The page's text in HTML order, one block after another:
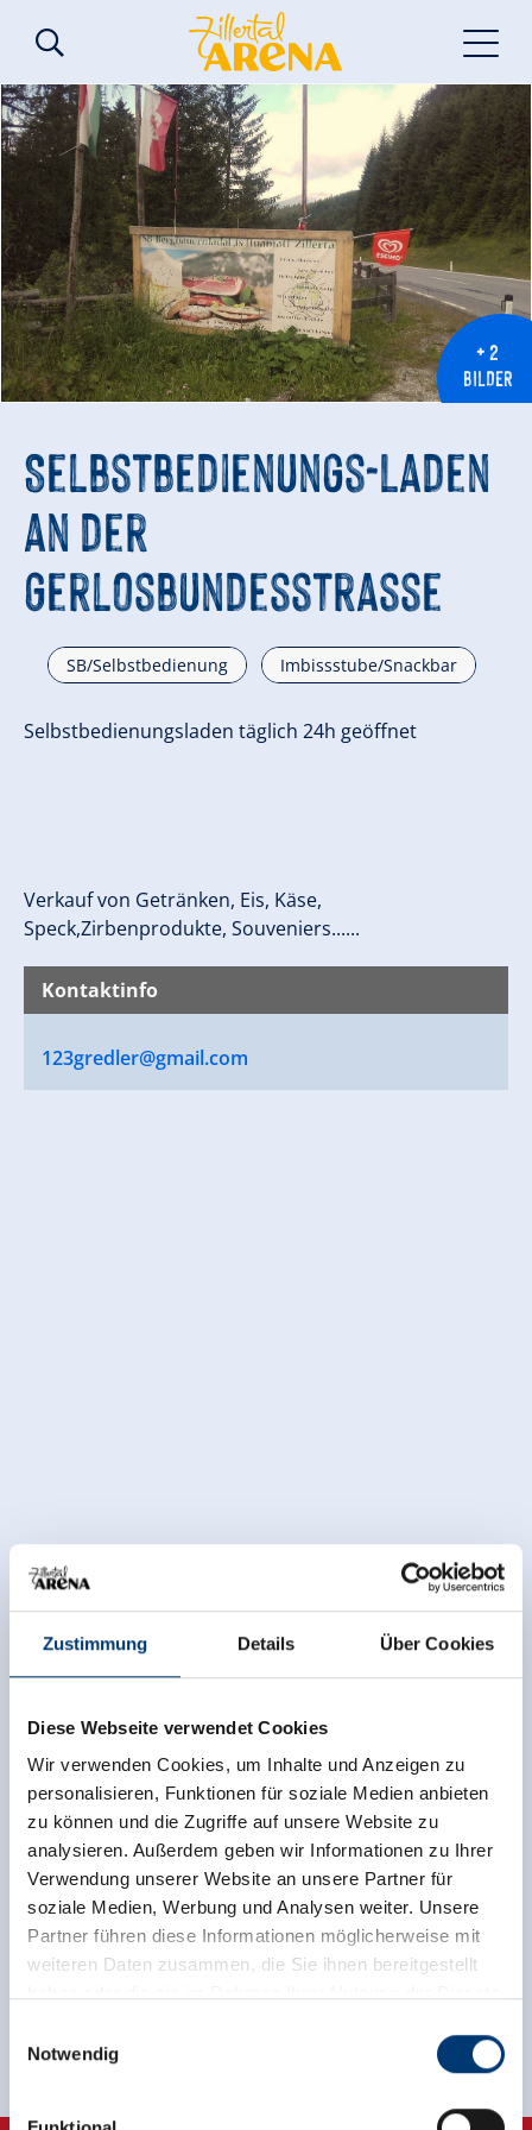
Zustimmung Details Über Cookies
Diese Webseite verwendet Cookies
Wir verwenden Cookies, um Inhalte und Anzeigen zu
personalisieren, Funktionen für soziale Medien anbieten
zu können und die Zugriffe auf unsere Website zu
analysieren. Außerdem geben wir Informationen zu Ihrer
Verwendung unserer Website an unsere Partner für
soziale Medien, Werbung und Analysen weiter. Unsere
Partner führen diese Informationen möglicherweise mit
weiteren Daten zusammen, die Sie ihnen bereitgestellt
Notwendig
+ 2
BILDER
Selbstbedienungs-Laden
an der
Gerlosbundesstrasse
SB/Selbstbedienung Imbissstube/Snackbar
Selbstbedienungsladen täglich 24h geöffnet
Verkauf von Getränken, Eis, Käse,
Speck,Zirbenprodukte, Souveniers......
Kontaktinfo
123gredler@gmail.com
Zurück zur Übersicht
Jetzt für den newsletter
anmelden!